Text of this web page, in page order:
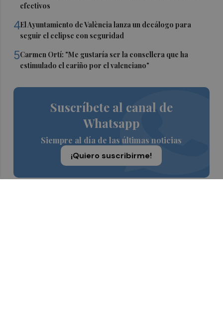
efectivos
4El Ayuntamiento de València lanza un decálogo para
seguir el eclipse con seguridad
5Carmen Ortí: "Me gustaría ser la consellera que ha
estimulado el cariño por el valenciano"
Suscríbete al canal de
Whatsapp
Siempre al día de las últimas noticias
¡Quiero suscribirme!